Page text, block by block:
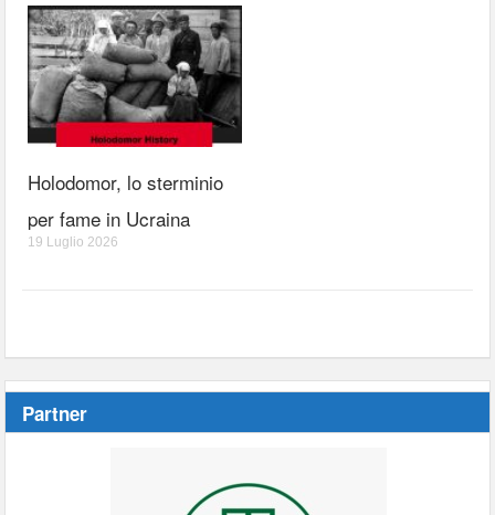
Holodomor, lo sterminio
per fame in Ucraina
19 Luglio 2026
Partner